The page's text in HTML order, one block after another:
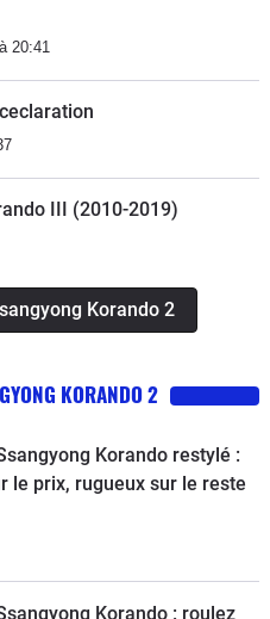
20:41
III (2010-2019)
Korando 2
KORANDO 2
Korando restylé :
le prix, rugueux sur le reste
Korando : roulez